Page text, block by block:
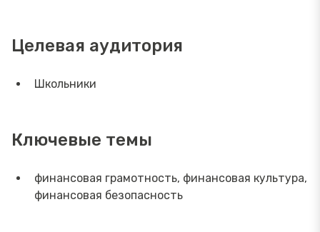
Целевая аудитория
Школьники
Ключевые темы
финансовая грамотность, финансовая культура,
финансовая безопасность